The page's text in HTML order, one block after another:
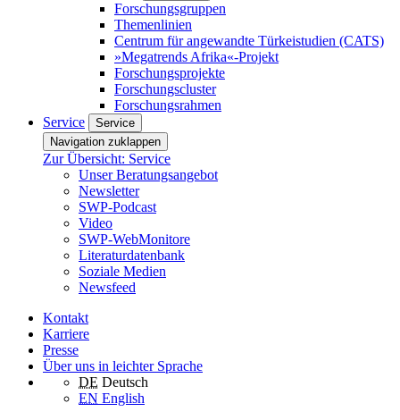
Forschungsgruppen
Themenlinien
Centrum für angewandte Türkeistudien (CATS)
»Megatrends Afrika«-Projekt
Forschungsprojekte
Forschungscluster
Forschungsrahmen
Service
Service
Navigation zuklappen
Zur Übersicht: Service
Unser Beratungsangebot
Newsletter
SWP-Podcast
Video
SWP-WebMonitore
Literaturdatenbank
Soziale Medien
Newsfeed
Kontakt
Karriere
Presse
Über uns in leichter Sprache
DE Deutsch
EN English